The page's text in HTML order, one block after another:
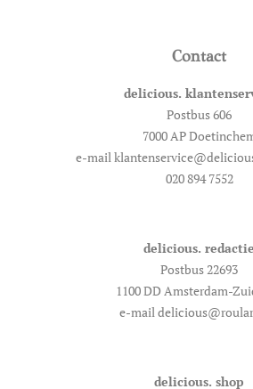
Contact
delicious.
Postbus 606
7000 AP
e-mail
020 894 7552
delicious. redactie
Postbus 22693
1100 DD Amsterdam-
e-mail
delicious. shop